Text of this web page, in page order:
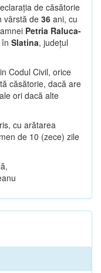
de căsătorie
vârstă de 36 ani, cu
Petria Raluca-
Slatina, județul
Codul Civil, orice
căsătorie, dacă are
ori dacă alte
cu arătarea
de 10 (zece) zile